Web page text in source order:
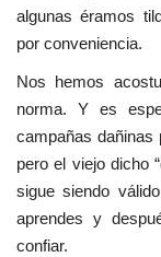
algunas éramos
por conveniencia.
Nos hemos
norma. Y es
campañas dañinas
pero el viejo dicho
sigue siendo
aprendes y
confiar.